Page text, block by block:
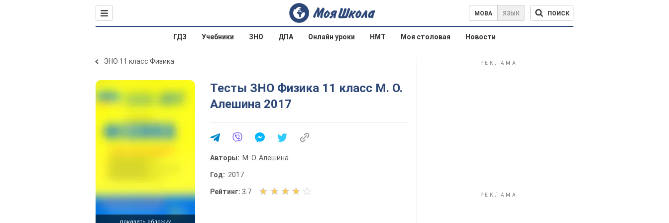
МОВА ЯЗЫК ПОИСК
ГДЗ Учебники ЗНО ДПА Онлайн уроки НМТ Моя столовая Новости
ЗНО 11 класс Физика
Тесты ЗНО Физика 11 класс М. О.
Алешина 2017
Авторы: М. О. Алешина
Год: 2017
Рейтинг: 3.7
О